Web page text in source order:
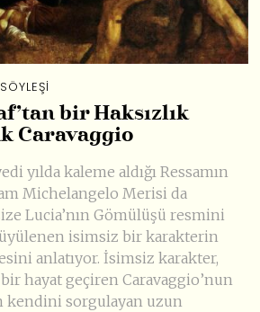
SÖYLEŞI
bir Haksızlık
Caravaggio
yılda kaleme aldığı Ressamın
Michelangelo Merisi da
Lucia’nın Gömülüşü resmini
isimsiz bir karakterin
anlatıyor. İsimsiz karakter,
hayat geçiren Caravaggio’nun
kendini sorgulayan uzun